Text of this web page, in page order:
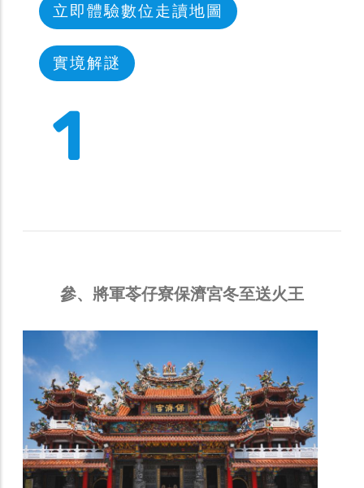
立即體驗數位走讀地圖
實境解謎
1
參、將軍苓仔寮保濟宮冬至送火王